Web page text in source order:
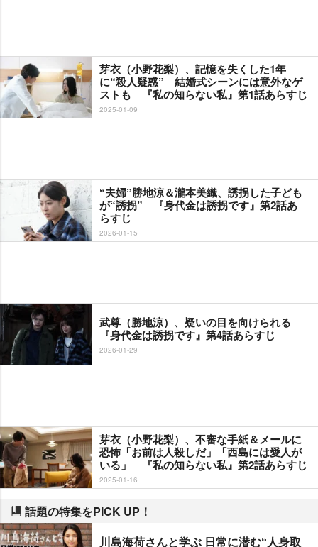
芽衣（小野花梨）、記憶を失くした1年
に“殺人疑惑” 結婚式シーンには意外なゲ
ストも 『私の知らない私』第1話あらすじ
2025-01-09
“夫婦”勝地涼＆瀧本美織、誘拐した子ども
が“誘拐” 『身代金は誘拐です』第2話あ
らすじ
2026-01-15
武尊（勝地涼）、疑いの目を向けられる
『身代金は誘拐です』第4話あらすじ
2026-01-29
芽衣（小野花梨）、不審な手紙＆メールに
恐怖「お前は人殺しだ」「西島には愛人が
いる」 『私の知らない私』第2話あらすじ
2025-01-16
話題の特集をPICK UP！
川島海荷さんと学ぶ 日常に潜む“人身取